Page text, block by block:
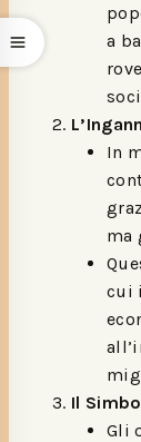
a
In
ma
cui
Il
Gli